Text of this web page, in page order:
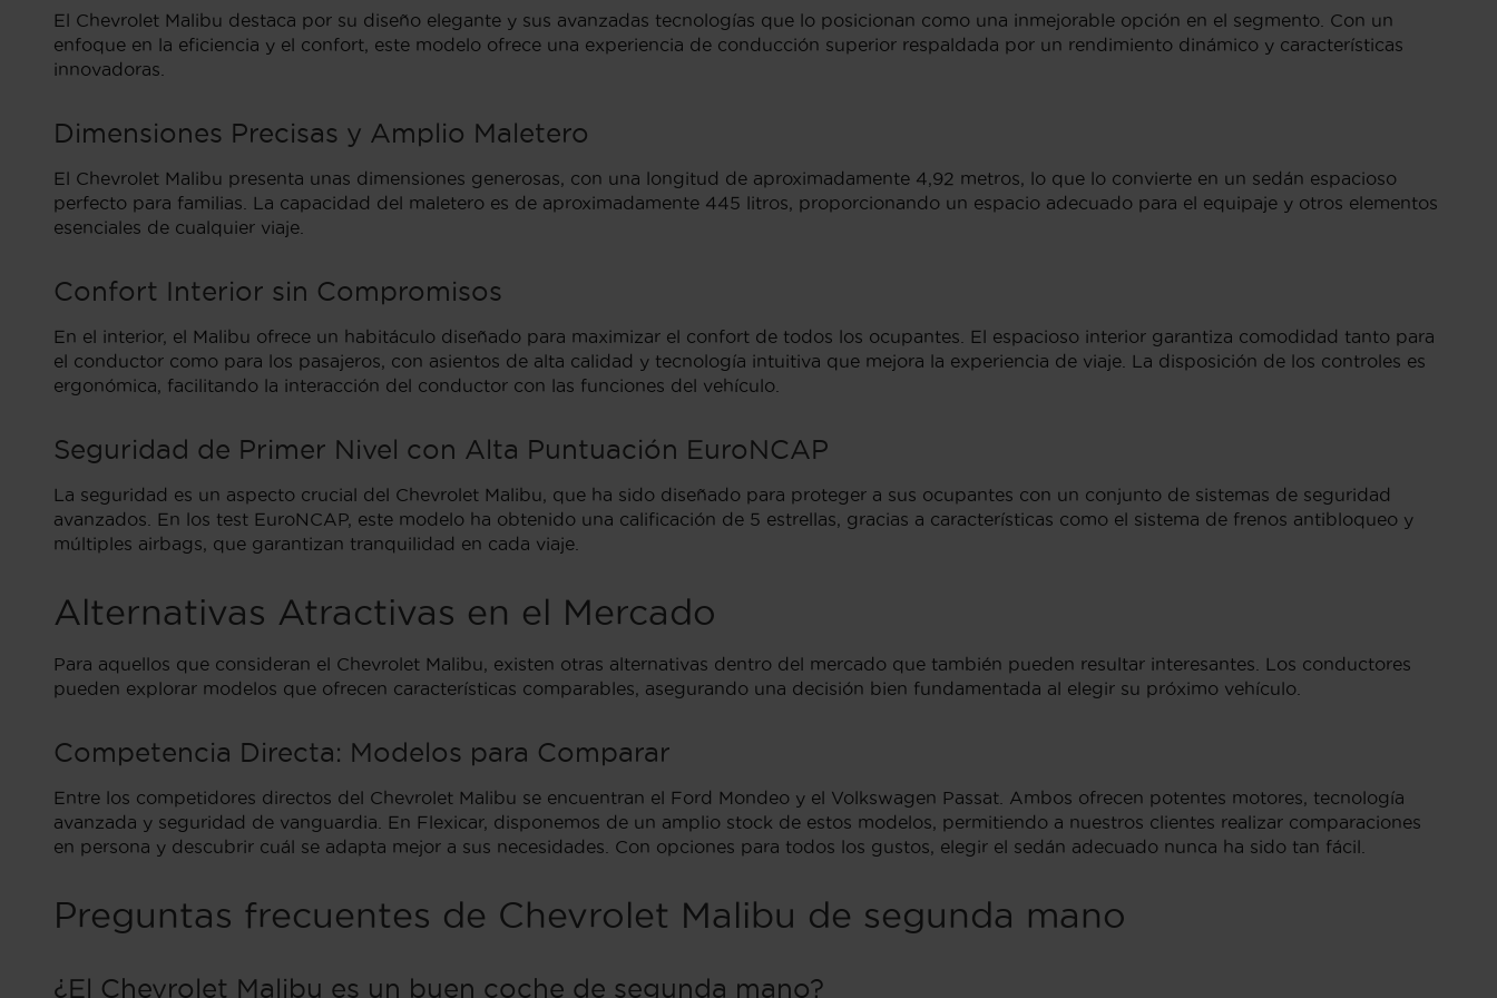
El Chevrolet Malibu destaca por su diseño elegante y sus avanzadas tecnologías que lo posicionan como una inmejorable opción en el segmento. Con un
enfoque en la eficiencia y el confort, este modelo ofrece una experiencia de conducción superior respaldada por un rendimiento dinámico y características
innovadoras.
Dimensiones Precisas y Amplio Maletero
El Chevrolet Malibu presenta unas dimensiones generosas, con una longitud de aproximadamente 4,92 metros, lo que lo convierte en un sedán espacioso
perfecto para familias. La capacidad del maletero es de aproximadamente 445 litros, proporcionando un espacio adecuado para el equipaje y otros elementos
esenciales de cualquier viaje.
Confort Interior sin Compromisos
En el interior, el Malibu ofrece un habitáculo diseñado para maximizar el confort de todos los ocupantes. El espacioso interior garantiza comodidad tanto para
el conductor como para los pasajeros, con asientos de alta calidad y tecnología intuitiva que mejora la experiencia de viaje. La disposición de los controles es
ergonómica, facilitando la interacción del conductor con las funciones del vehículo.
Seguridad de Primer Nivel con Alta Puntuación EuroNCAP
La seguridad es un aspecto crucial del Chevrolet Malibu, que ha sido diseñado para proteger a sus ocupantes con un conjunto de sistemas de seguridad
avanzados. En los test EuroNCAP, este modelo ha obtenido una calificación de 5 estrellas, gracias a características como el sistema de frenos antibloqueo y
múltiples airbags, que garantizan tranquilidad en cada viaje.
Alternativas Atractivas en el Mercado
Para aquellos que consideran el Chevrolet Malibu, existen otras alternativas dentro del mercado que también pueden resultar interesantes. Los conductores
pueden explorar modelos que ofrecen características comparables, asegurando una decisión bien fundamentada al elegir su próximo vehículo.
Competencia Directa: Modelos para Comparar
Entre los competidores directos del Chevrolet Malibu se encuentran el Ford Mondeo y el Volkswagen Passat. Ambos ofrecen potentes motores, tecnología
avanzada y seguridad de vanguardia. En Flexicar, disponemos de un amplio stock de estos modelos, permitiendo a nuestros clientes realizar comparaciones
en persona y descubrir cuál se adapta mejor a sus necesidades. Con opciones para todos los gustos, elegir el sedán adecuado nunca ha sido tan fácil.
Preguntas frecuentes de Chevrolet Malibu de segunda mano
¿El Chevrolet Malibu es un buen coche de segunda mano?